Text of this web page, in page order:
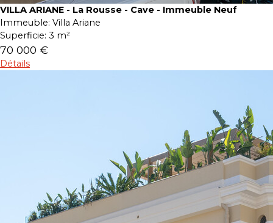
VILLA ARIANE - La Rousse - Cave - Immeuble Neuf
Immeuble: Villa Ariane
Superficie: 3 m²
70 000 €
Détails